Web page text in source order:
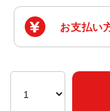
お支払い